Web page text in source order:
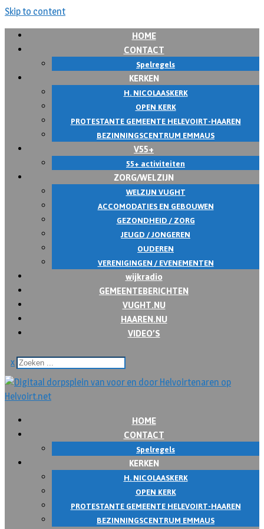
Skip to content
HOME
CONTACT
Spelregels
KERKEN
H. NICOLAASKERK
OPEN KERK
PROTESTANTE GEMEENTE HELEVOIRT-HAAREN
BEZINNINGSCENTRUM EMMAUS
V55+
55+ activiteiten
ZORG/WELZIJN
WELZIJN VUGHT
ACCOMODATIES EN GEBOUWEN
GEZONDHEID / ZORG
JEUGD / JONGEREN
OUDEREN
VERENIGINGEN / EVENEMENTEN
wijkradio
GEMEENTEBERICHTEN
VUGHT.NU
HAAREN.NU
VIDEO’S
x
HOME
CONTACT
Spelregels
KERKEN
H. NICOLAASKERK
OPEN KERK
PROTESTANTE GEMEENTE HELEVOIRT-HAAREN
BEZINNINGSCENTRUM EMMAUS